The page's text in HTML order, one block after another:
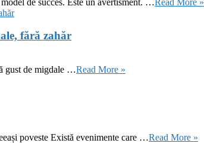
fără zahăr
gust de migdale …Read More »
poveste Există evenimente care …Read More »